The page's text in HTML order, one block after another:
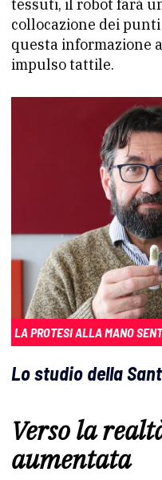
tessuti, il robot farà
collocazione dei
questa informazione
impulso tattile.
LA PROTESI ALLA MANO
Lo studio della
Verso la
aumentata